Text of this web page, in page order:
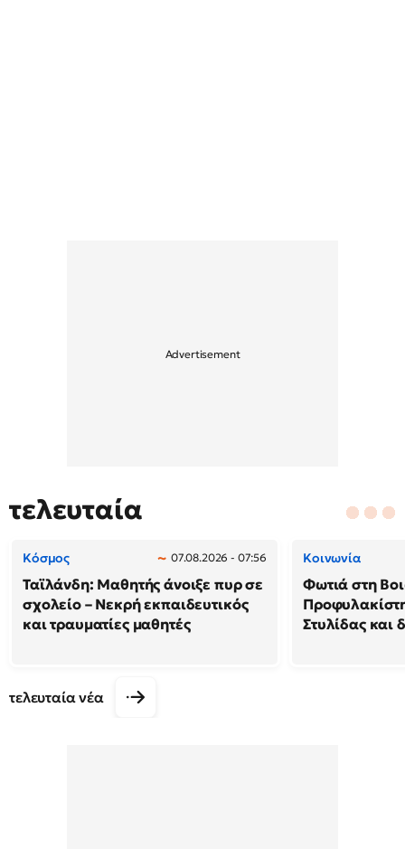
τελευταία
Κόσμος 07.08.2026 - 07:56
Ταϊλάνδη: Μαθητής άνοιξε πυρ σε
σχολείο – Νεκρή εκπαιδευτικός
και τραυματίες μαθητές
Κοινωνία
Φωτιά στη
Στυλίδας και
τελευταία νέα